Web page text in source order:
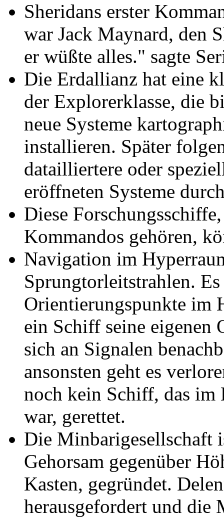
Sheridans erster
war Jack Maynard, den
er wüßte alles." sagte
Die Erdallianz hat eine
der Explorerklasse, die
neue Systeme
installieren. Später
datailliertere oder
eröffneten Systeme
Diese
Kommandos gehören,
Navigation im
Sprungtorleitstrahlen.
Orientierungspunkte im
ein Schiff seine eigenen
sich an Signalen
ansonsten geht es
noch kein Schiff, das im
war, gerettet.
Die Minbarigesellschaft
Gehorsam gegenüber
Kasten, gegründet.
herausgefordert und die